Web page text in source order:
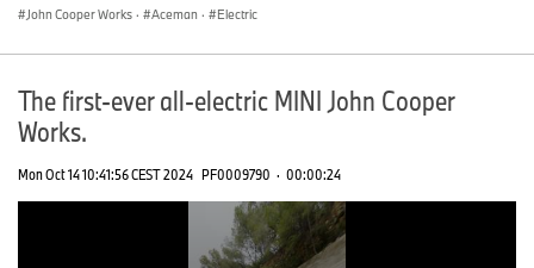
John Cooper Works · Aceman · Electric
The first-ever all-electric MINI John Cooper
Works.
Mon Oct 14 10:41:56 CEST 2024 PF0009790 · 00:00:24